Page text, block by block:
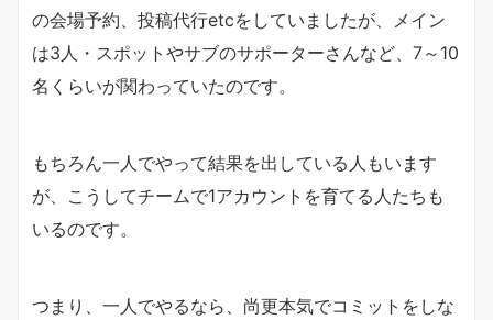
の会場予約、 投稿代行etcをしていましたが、メイン
は3人・スポットやサブのサポーターさんなど、7～10
名 くらいが関わっていたのです。
もちろん一人でやって結果を出している人もいます
が、 こうしてチームで1アカウントを育てる人たちも
いるのです。
つまり、一人でやるなら、尚更本気でコミットをしな